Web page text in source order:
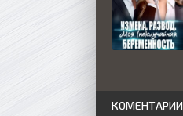
КОМЕНТАРИИ